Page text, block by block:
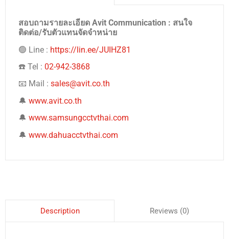
สอบถามรายละเอียด Avit Communication : สนใจ
ติดต่อ/รับตัวแทนจัดจำหน่าย
🟢 Line : https://lin.ee/JUIHZ81
☎️ Tel : 02-942-3868
📧 Mail : sales@avit.co.th
🔔 www.avit.co.th
🔔 www.samsungcctvthai.com
🔔 www.dahuacctvthai.com
Description Reviews (0)